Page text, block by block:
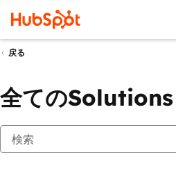
戻る
全ての